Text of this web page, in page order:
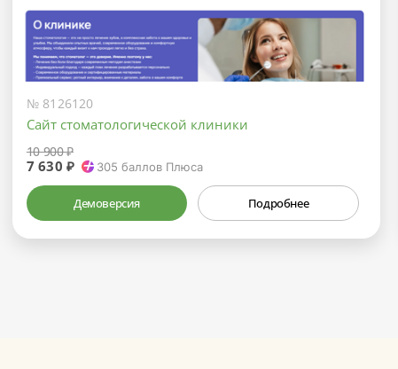
№ 8126120
Сайт стоматологической клиники
10 900 ₽
7 630 ₽ 305 баллов Плюса
Демоверсия Подробнее